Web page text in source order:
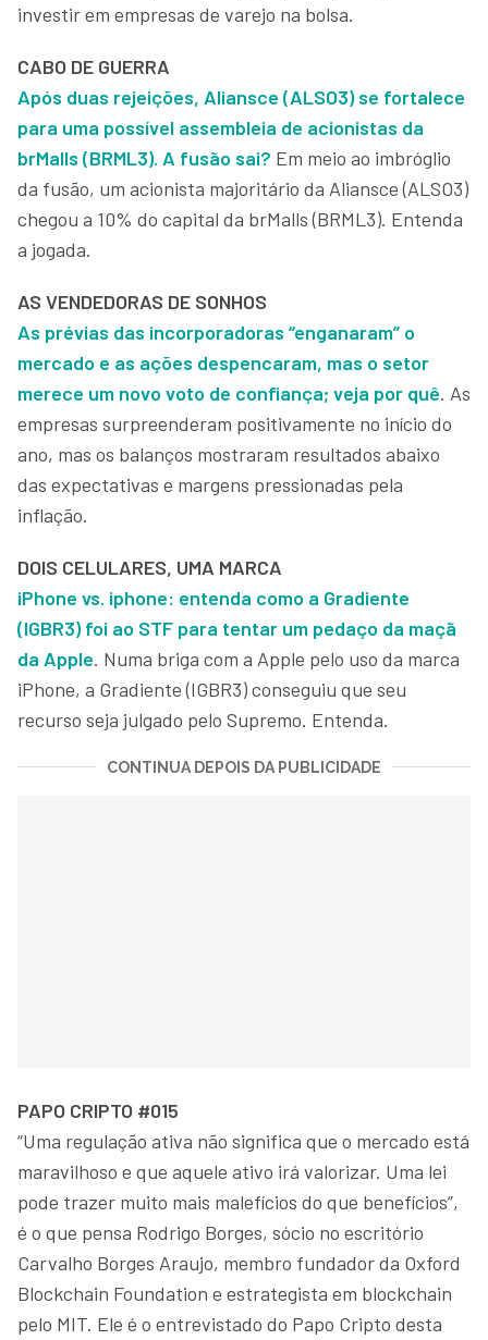
investir em empresas de varejo na bolsa.
CABO DE GUERRA
Após duas rejeições, Aliansce (ALSO3) se fortalece
para uma possível assembleia de acionistas da
brMalls (BRML3). A fusão sai? Em meio ao imbróglio
da fusão, um acionista majoritário da Aliansce (ALSO3)
chegou a 10% do capital da brMalls (BRML3). Entenda
a jogada.
AS VENDEDORAS DE SONHOS
As prévias das incorporadoras “enganaram” o
mercado e as ações despencaram, mas o setor
merece um novo voto de confiança; veja por quê. As
empresas surpreenderam positivamente no início do
ano, mas os balanços mostraram resultados abaixo
das expectativas e margens pressionadas pela
inflação.
DOIS CELULARES, UMA MARCA
iPhone vs. iphone: entenda como a Gradiente
(IGBR3) foi ao STF para tentar um pedaço da maçã
da Apple. Numa briga com a Apple pelo uso da marca
iPhone, a Gradiente (IGBR3) conseguiu que seu
recurso seja julgado pelo Supremo. Entenda.
CONTINUA DEPOIS DA PUBLICIDADE
PAPO CRIPTO #015
“Uma regulação ativa não significa que o mercado está
maravilhoso e que aquele ativo irá valorizar. Uma lei
pode trazer muito mais malefícios do que benefícios”,
é o que pensa Rodrigo Borges, sócio no escritório
Carvalho Borges Araujo, membro fundador da Oxford
Blockchain Foundation e estrategista em blockchain
pelo MIT. Ele é o entrevistado do Papo Cripto desta